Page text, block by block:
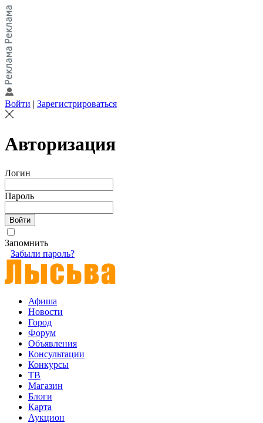
Войти | Зарегистрироваться
Авторизация
Логин
Пароль
Запомнить
Забыли пароль?
Афиша
Новости
Город
Форум
Объявления
Консультации
Конкурсы
ТВ
Магазин
Блоги
Карта
Аукцион